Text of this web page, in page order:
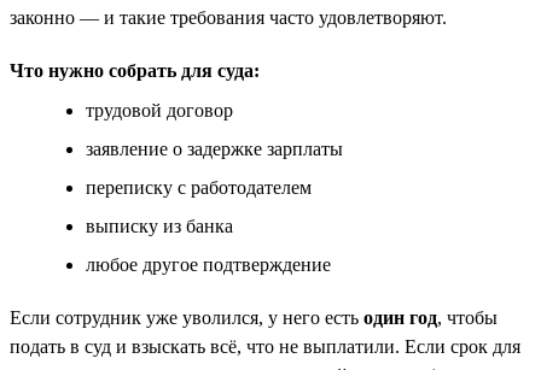
законно — и такие требования часто удовлетворяют.
Что нужно собрать для суда:
трудовой договор
заявление о задержке зарплаты
переписку с работодателем
выписку из банка
любое другое подтверждение
Если сотрудник уже уволился, у него есть один год, чтобы
подать в суд и взыскать всё, что не выплатили. Если срок для